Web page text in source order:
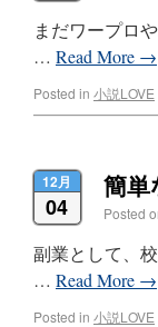
まだワープロ
… Read More →
Posted in 小説LOVE
12月
04
簡単
Posted
副業として、
… Read More →
Posted in 小説LOVE